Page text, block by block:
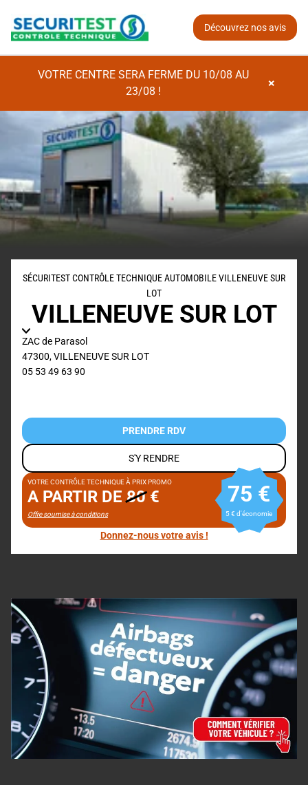
Découvrez nos avis
VOTRE CENTRE SERA FERME DU 10/08 AU
23/08 !
×
SÉCURITEST CONTRÔLE TECHNIQUE AUTOMOBILE VILLENEUVE SUR
LOT
VILLENEUVE SUR LOT
ZAC de Parasol
47300,VILLENEUVE SUR LOT
05 53 49 63 90
PRENDRE RDV
S'Y RENDRE
VOTRE CONTRÔLE TECHNIQUE À PRIX PROMO
A PARTIR DE80€
Offre soumise à conditions
75 €
5 € d'économie
Donnez-nous votre avis !